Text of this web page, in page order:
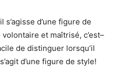
s’agisse d’une figure de
et maîtrisé, c’est–
de distinguer lorsqu’il
d’une figure de style!